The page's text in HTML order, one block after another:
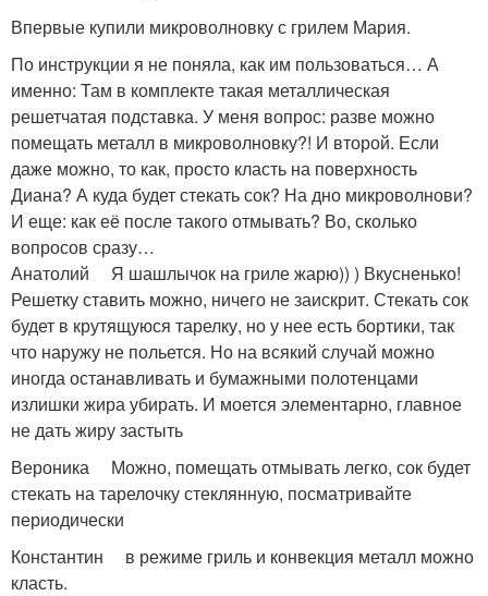
Впервые купили микроволновку с грилем Мария.
По инструкции я не поняла, как им пользоваться… А
именно: Там в комплекте такая металлическая
решетчатая подставка. У меня вопрос: разве можно
помещать металл в микроволновку?! И второй. Если
даже можно, то как, просто класть на поверхность
Диана? А куда будет стекать сок? На дно микроволнови?
И еще: как её после такого отмывать? Во, сколько
вопросов сразу…
Анатолий Я шашлычок на гриле жарю)) ) Вкусненько!
Решетку ставить можно, ничего не заискрит. Стекать сок
будет в крутящуюся тарелку, но у нее есть бортики, так
что наружу не польется. Но на всякий случай можно
иногда останавливать и бумажными полотенцами
излишки жира убирать. И моется элементарно, главное
не дать жиру застыть
Вероника Можно, помещать отмывать легко, сок будет
стекать на тарелочку стеклянную, посматривайте
периодически
Константин в режиме гриль и конвекция металл можно
класть.